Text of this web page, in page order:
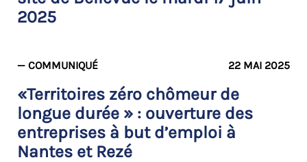
2025
— COMMUNIQUÉ 22 MAI 2025
«Territoires zéro chômeur de
longue durée » : ouverture des
entreprises à but d’emploi à
Nantes et Rezé